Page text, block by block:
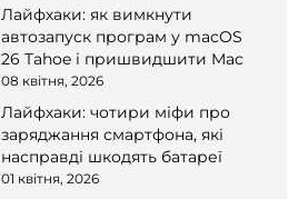
Лайфхаки: як вимкнути
автозапуск програм у macOS
26 Tahoe і пришвидшити Mac
08 квітня, 2026
Лайфхаки: чотири міфи про
заряджання смартфона, які
насправді шкодять батареї
01 квітня, 2026